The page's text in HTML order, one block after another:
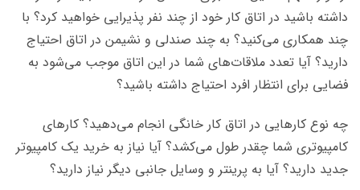
داشته باشید در اتاق کار خود از چند نفر پذیرایی خواهید کرد؟ با
چند همکاری می‌کنید؟ به چند صندلی و نشیمن در اتاق احتیاج
دارید؟ آیا تعدد ملاقات‌های شما در این اتاق موجب می‌شود به
فضایی برای انتظار افرد احتیاج داشته باشید؟
چه نوع کارهایی در اتاق کار خانگی انجام می‌دهید؟ کارهای
کامپیوتری شما چقدر طول می‌کشد؟ آیا نیاز به خرید یک کامپیوتر
جدید دارید؟ آیا به پرینتر و وسایل جانبی دیگر نیاز دارید؟